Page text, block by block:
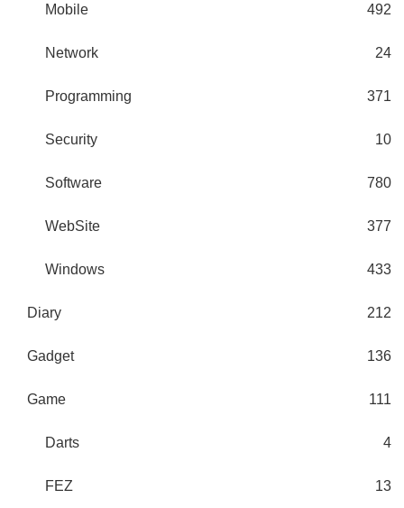
Mobile 492
Network 24
Programming 371
Security 10
Software 780
WebSite 377
Windows 433
Diary 212
Gadget 136
Game 111
Darts 4
FEZ 13